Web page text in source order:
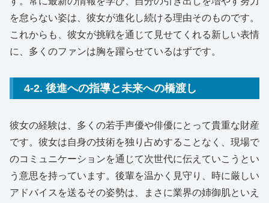
を怠らない姿は、彼女が進化し続ける理由そのものです。
これからも、彼女が挑戦を通じて見せてくれる新しい表情
に、多くのファンは胸を躍らせているはずです。
4-2. 後進への指導と未来への橋渡し
彼女の経験は、多くの若手声優や俳優にとって貴重な財産
です。彼女は自身の技術を独り占めすることなく、現場で
のコミュニケーションを通じて次世代に伝えていこうとい
う意思を持っています。後輩を温かく見守り、時に厳しい
アドバイスを送るその姿勢は、まさに業界の姉御肌といえ